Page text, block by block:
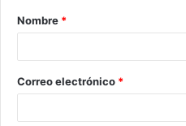
Nombre *
Correo electrónico *